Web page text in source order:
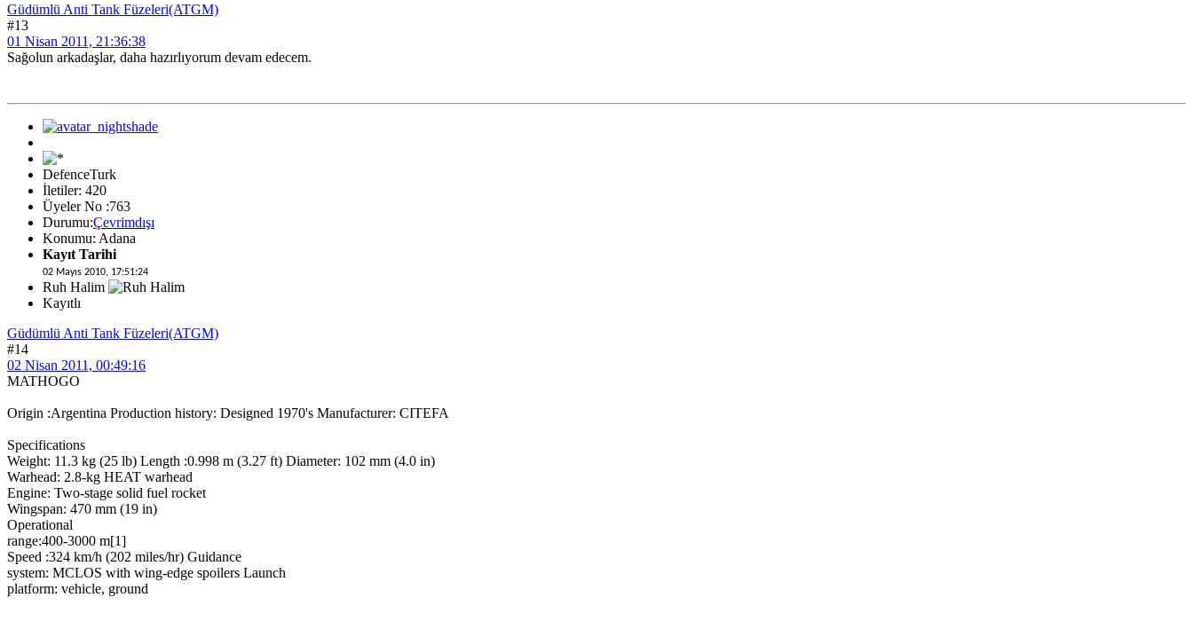
Güdümlü Anti Tank Füzeleri(ATGM)
#13
01 Nisan 2011, 21:36:38
Sağolun arkadaşlar, daha hazırlıyorum devam edecem.
DefenceTurk
İletiler: 420
Üyeler No :763
Durumu:Çevrimdışı
Konumu: Adana
Kayıt Tarihi
02 Mayıs 2010, 17:51:24
Ruh Halim
Kayıtlı
Güdümlü Anti Tank Füzeleri(ATGM)
#14
02 Nisan 2011, 00:49:16
MATHOGO
Origin :Argentina Production history: Designed 1970's Manufacturer: CITEFA
Specifications
Weight: 11.3 kg (25 lb) Length :0.998 m (3.27 ft) Diameter: 102 mm (4.0 in)
Warhead: 2.8-kg HEAT warhead
Engine: Two-stage solid fuel rocket
Wingspan: 470 mm (19 in)
Operational
range:400-3000 m[1]
Speed :324 km/h (202 miles/hr) Guidance
system: MCLOS with wing-edge spoilers Launch
platform: vehicle, ground